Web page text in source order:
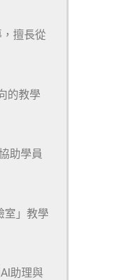
擅長從
的教學
助學員
室」教學
助理與